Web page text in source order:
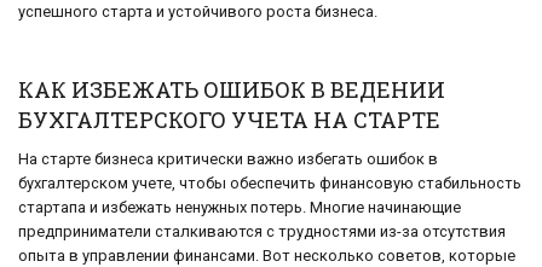
успешного старта и устойчивого роста бизнеса.
КАК ИЗБЕЖАТЬ ОШИБОК В ВЕДЕНИИ
БУХГАЛТЕРСКОГО УЧЕТА НА СТАРТЕ
На старте бизнеса критически важно избегать ошибок в
бухгалтерском учете, чтобы обеспечить финансовую стабильность
стартапа и избежать ненужных потерь. Многие начинающие
предприниматели сталкиваются с трудностями из-за отсутствия
опыта в управлении финансами. Вот несколько советов, которые